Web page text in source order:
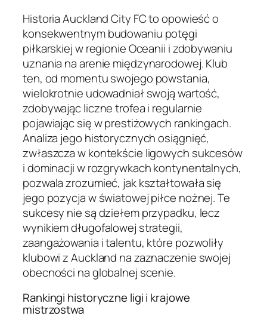
Historia Auckland City FC to opowieść o
konsekwentnym budowaniu potęgi
piłkarskiej w regionie Oceanii i zdobywaniu
uznania na arenie międzynarodowej. Klub
ten, od momentu swojego powstania,
wielokrotnie udowadniał swoją wartość,
zdobywając liczne trofea i regularnie
pojawiając się w prestiżowych rankingach.
Analiza jego historycznych osiągnięć,
zwłaszcza w kontekście ligowych sukcesów
i dominacji w rozgrywkach kontynentalnych,
pozwala zrozumieć, jak kształtowała się
jego pozycja w światowej piłce nożnej. Te
sukcesy nie są dziełem przypadku, lecz
wynikiem długofalowej strategii,
zaangażowania i talentu, które pozwoliły
klubowi z Auckland na zaznaczenie swojej
obecności na globalnej scenie.
Rankingi historyczne ligi i krajowe
mistrzostwa